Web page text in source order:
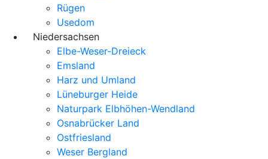
Rügen
Usedom
Niedersachsen
Elbe-Weser-Dreieck
Emsland
Harz und Umland
Lüneburger Heide
Naturpark Elbhöhen-Wendland
Osnabrücker Land
Ostfriesland
Weser Bergland